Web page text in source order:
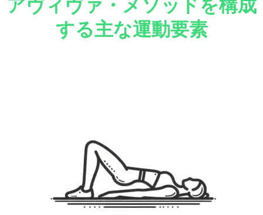
アヴィヴァ・メソッドを構成
する主な運動要素